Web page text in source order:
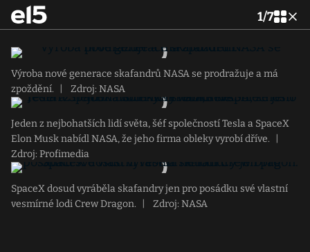
1/7
Výroba nové generace skafandrů NASA se prodražuje a má
zpoždění.
Zdroj: NASA
Jeden z nejbohatších lidí světa, šéf společností Tesla a SpaceX
Elon Musk nabídl NASA, že jeho firma obleky vyrobí dříve.
Zdroj: Profimedia
SpaceX dosud vyráběla skafandry jen pro posádku své vlastní
vesmírné lodi Crew Dragon.
Zdroj: NASA